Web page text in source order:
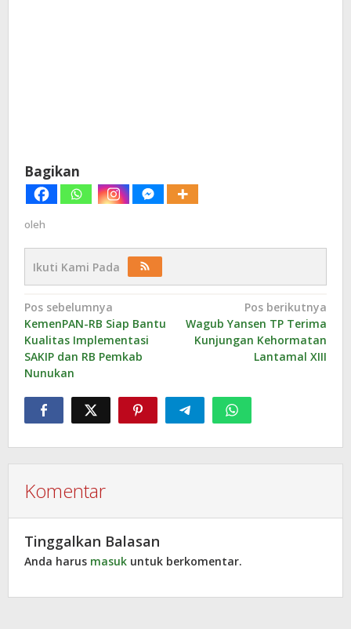
Bagikan
oleh
Ikuti Kami Pada
Navigasi
pos
Pos sebelumnya
KemenPAN-RB Siap Bantu
Kualitas Implementasi
SAKIP dan RB Pemkab
Nunukan
Pos berikutnya
Wagub Yansen TP Terima
Kunjungan Kehormatan
Lantamal XIII
Komentar
Tinggalkan Balasan
Anda harus masuk untuk berkomentar.